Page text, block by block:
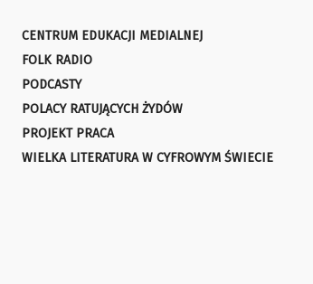
CENTRUM EDUKACJI MEDIALNEJ
FOLK RADIO
PODCASTY
POLACY RATUJĄCYCH ŻYDÓW
PROJEKT PRACA
WIELKA LITERATURA W CYFROWYM ŚWIECIE